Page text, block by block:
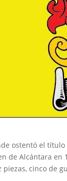
ostentó el
de Alcántara en
cinco de